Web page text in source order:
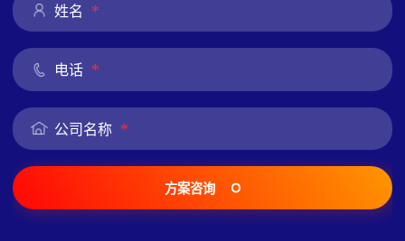
姓名 *
电话 *
公司名称 *
方案咨询